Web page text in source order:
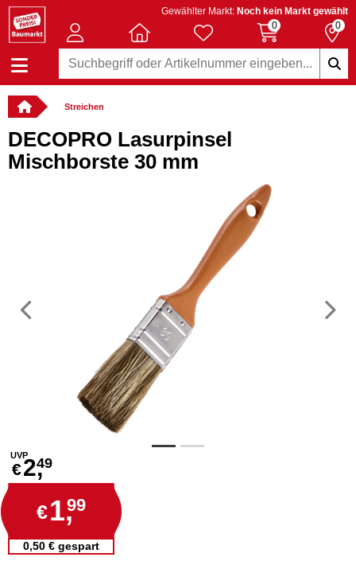
Gewählter Markt: Noch kein Markt gewählt
0
0
Streichen
DECOPRO Lasurpinsel
Mischborste 30 mm
Vorheriges
UVP
€2,49
€1,99
0,50 € gespart